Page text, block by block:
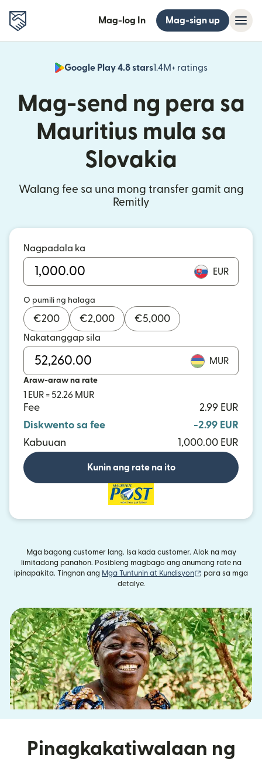
Mag-log In Mag-sign up
Google Play 4.8 stars1.4M+ ratings
(bubukas
Mag-send ng pera sa
Mauritius mula sa
Slovakia
Walang fee sa una mong transfer gamit ang
Remitly
Nagpadala ka
EUR
O pumili ng halaga
€200 €2,000 €5,000
Nakatanggap sila
MUR
Araw-araw na rate
1 EUR = 52.26 MUR
Fee
2.99 EUR
Diskwento sa fee
-2.99 EUR
Kabuuan
1,000.00 EUR
Kunin ang rate na ito
Mga bagong customer lang. Isa kada customer. Alok na may
limitadong panahon. Posibleng magbago ang anumang rate na
ipinapakita. Tingnan ang Mga Tuntunin at Kundisyon (bubukas sa
para sa mga
detalye.
Pinagkakatiwalaan ng